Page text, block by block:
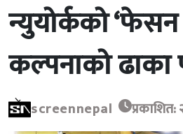
न्युयोर्कको ‘फेसन
कल्पनाको ढाका
screennepal